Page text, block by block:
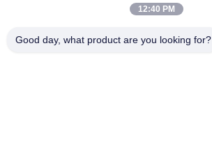
info@gdpowerplus.com
12:40 PM
Good day, what product are you looking for?